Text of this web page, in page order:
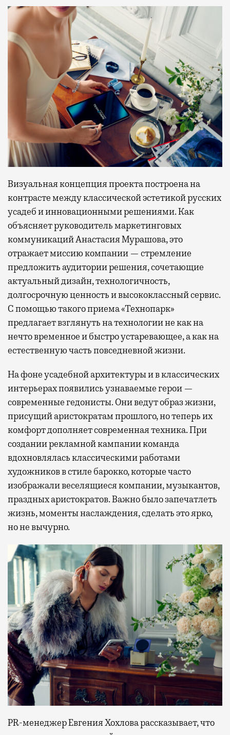
Визуальная концепция проекта построена на
контрасте между классической эстетикой русских
усадеб и инновационными решениями. Как
объясняет руководитель маркетинговых
коммуникаций Анастасия Мурашова, это
отражает миссию компании — стремление
предложить аудитории решения, сочетающие
актуальный дизайн, технологичность,
долгосрочную ценность и высококлассный сервис.
С помощью такого приема «Технопарк»
предлагает взглянуть на технологии не как на
нечто временное и быстро устаревающее, а как на
естественную часть повседневной жизни.
На фоне усадебной архитектуры и в классических
интерьерах появились узнаваемые герои —
современные гедонисты. Они ведут образ жизни,
присущий аристократам прошлого, но теперь их
комфорт дополняет современная техника. При
создании рекламной кампании команда
вдохновлялась классическими работами
художников в стиле барокко, которые часто
изображали веселящиеся компании, музыкантов,
праздных аристократов. Важно было запечатлеть
жизнь, моменты наслаждения, сделать это ярко,
но не вычурно.
PR-менеджер Евгения Хохлова рассказывает, что